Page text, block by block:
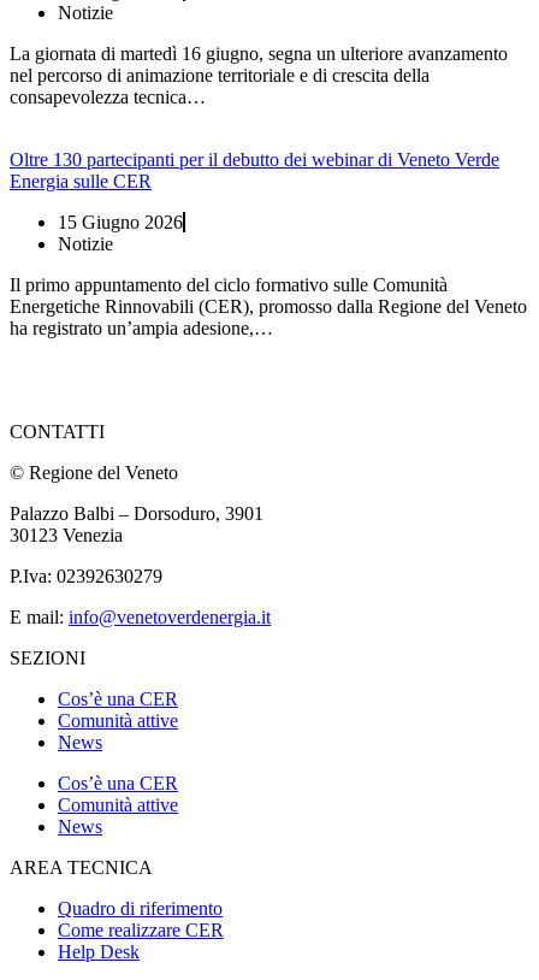
Notizie
La giornata di martedì 16 giugno, segna un ulteriore avanzamento
nel percorso di animazione territoriale e di crescita della
consapevolezza tecnica…
Oltre 130 partecipanti per il debutto dei webinar di Veneto Verde
Energia sulle CER
15 Giugno 2026
Notizie
Il primo appuntamento del ciclo formativo sulle Comunità
Energetiche Rinnovabili (CER), promosso dalla Regione del Veneto
ha registrato un’ampia adesione,…
CONTATTI
© Regione del Veneto
Palazzo Balbi – Dorsoduro, 3901
30123 Venezia
P.Iva: 02392630279
E mail: info@venetoverdenergia.it
SEZIONI
Cos’è una CER
Comunità attive
News
Cos’è una CER
Comunità attive
News
AREA TECNICA
Quadro di riferimento
Come realizzare CER
Help Desk